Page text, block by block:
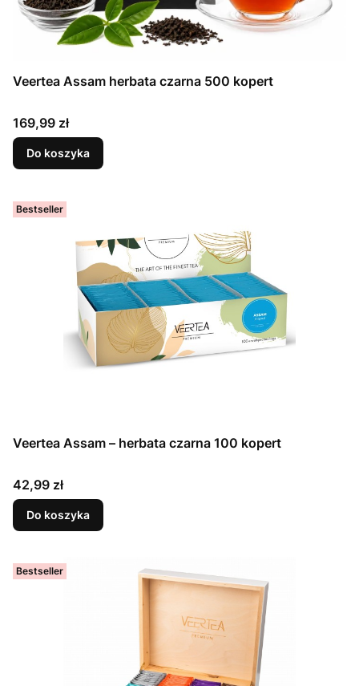
Veertea Assam herbata czarna 500 kopert
Cena
169,99 zł
Do koszyka
Bestseller
Veertea Assam – herbata czarna 100 kopert
Cena
42,99 zł
Do koszyka
Bestseller